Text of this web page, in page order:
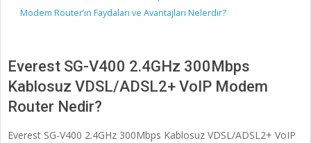
Modem Router’ın Faydaları ve Avantajları Nelerdir?
Everest SG-V400 2.4GHz 300Mbps
Kablosuz VDSL/ADSL2+ VoIP Modem
Router Nedir?
Everest SG-V400 2.4GHz 300Mbps Kablosuz VDSL/ADSL2+ VoIP